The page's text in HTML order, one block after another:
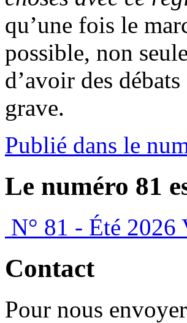
qu’une fois le
possible, non
d’avoir des
grave.
Publié dans le
Le numéro 81
N° 81 - Été 2026
Contact
Pour nous